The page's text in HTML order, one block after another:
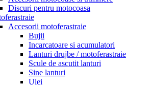
Discuri pentru motocoasa
Accesorii motoferastraie
Bujii
Incarcatoare si acumulatori
Lanturi drujbe / motoferastraie
Scule de ascutit lanturi
Sine lanturi
Ulei